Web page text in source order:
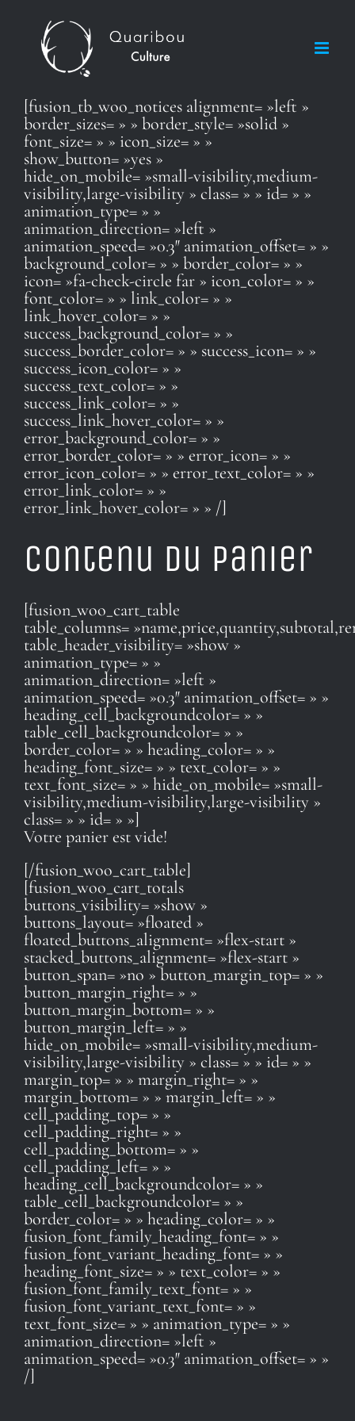
content
[fusion_tb_woo_notices alignment= »left »
border_sizes= » » border_style= »solid »
font_size= » » icon_size= » »
show_button= »yes »
hide_on_mobile= »small-visibility,medium-
visibility,large-visibility » class= » » id= » »
animation_type= » »
animation_direction= »left »
animation_speed= »0.3″ animation_offset= » »
background_color= » » border_color= » »
icon= »fa-check-circle far » icon_color= » »
font_color= » » link_color= » »
link_hover_color= » »
success_background_color= » »
success_border_color= » » success_icon= » »
success_icon_color= » »
success_text_color= » »
success_link_color= » »
success_link_hover_color= » »
error_background_color= » »
error_border_color= » » error_icon= » »
error_icon_color= » » error_text_color= » »
error_link_color= » »
error_link_hover_color= » » /]
Contenu du panier
[fusion_woo_cart_table
table_columns=
table_header_visibility= »show »
animation_type= » »
animation_direction= »left »
animation_speed= »0.3″ animation_offset= » »
heading_cell_backgroundcolor= » »
table_cell_backgroundcolor= » »
border_color= » » heading_color= » »
heading_font_size= » » text_color= » »
text_font_size= » » hide_on_mobile= »small-
visibility,medium-visibility,large-visibility »
class= » » id= » »]
Votre panier est vide!
[/fusion_woo_cart_table]
[fusion_woo_cart_totals
buttons_visibility= »show »
buttons_layout= »floated »
floated_buttons_alignment= »flex-start »
stacked_buttons_alignment= »flex-start »
button_span= »no » button_margin_top= » »
button_margin_right= » »
button_margin_bottom= » »
button_margin_left= » »
hide_on_mobile= »small-visibility,medium-
visibility,large-visibility » class= » » id= » »
margin_top= » » margin_right= » »
margin_bottom= » » margin_left= » »
cell_padding_top= » »
cell_padding_right= » »
cell_padding_bottom= » »
cell_padding_left= » »
heading_cell_backgroundcolor= » »
table_cell_backgroundcolor= » »
border_color= » » heading_color= » »
fusion_font_family_heading_font= » »
fusion_font_variant_heading_font= » »
heading_font_size= » » text_color= » »
fusion_font_family_text_font= » »
fusion_font_variant_text_font= » »
text_font_size= » » animation_type= » »
animation_direction= »left »
animation_speed= »0.3″ animation_offset= » »
/]